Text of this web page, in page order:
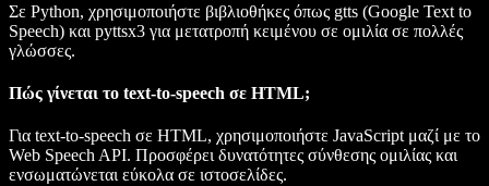
Σε Python, χρησιμοποιήστε βιβλιοθήκες όπως gtts (Google Text to
Speech) και pyttsx3 για μετατροπή κειμένου σε ομιλία σε πολλές
γλώσσες.
Πώς γίνεται το text-to-speech σε HTML;
Για text-to-speech σε HTML, χρησιμοποιήστε JavaScript μαζί με το
Web Speech API. Προσφέρει δυνατότητες σύνθεσης ομιλίας και
ενσωματώνεται εύκολα σε ιστοσελίδες.